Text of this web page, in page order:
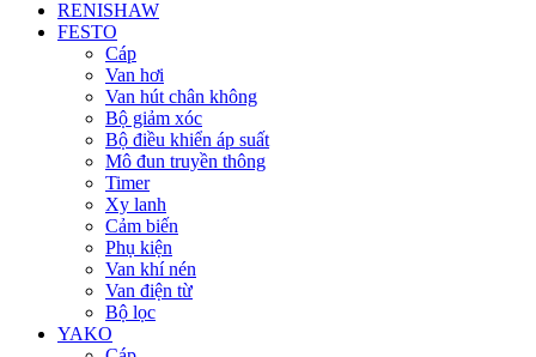
RENISHAW
FESTO
Cáp
Van hơi
Van hút chân không
Bộ giảm xóc
Bộ điều khiển áp suất
Mô đun truyền thông
Timer
Xy lanh
Cảm biến
Phụ kiện
Van khí nén
Van điện từ
Bộ lọc
YAKO